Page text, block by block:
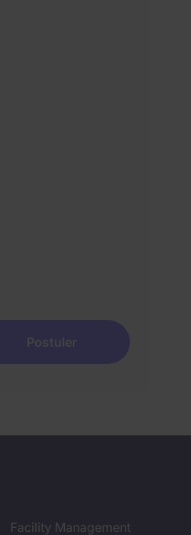
Postuler
Facility Management